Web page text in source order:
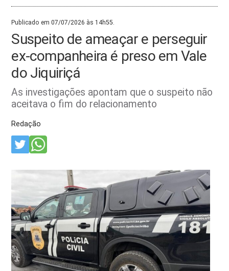
Publicado em 07/07/2026 às 14h55.
Suspeito de ameaçar e perseguir
ex-companheira é preso em Vale
do Jiquiriçá
As investigações apontam que o suspeito não
aceitava o fim do relacionamento
Redação